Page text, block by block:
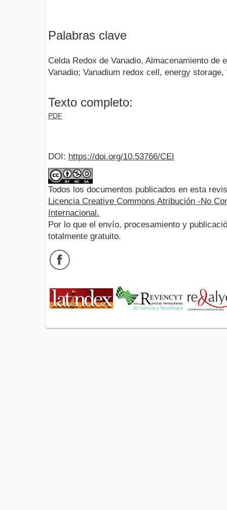
Palabras clave
Celda Redox de Vanadio, Almacenamiento de
Vanadio; Vanadium redox cell, energy
Texto completo:
PDF
DOI: https://doi.org/10.53766/CEI
Todos los documentos publicados en esta
Licencia Creative Commons Atribución -No
Internacional.
Por lo que el envío, procesamiento y
totalmente gratuito.